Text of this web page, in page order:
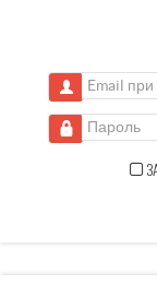
Email при
Пароль